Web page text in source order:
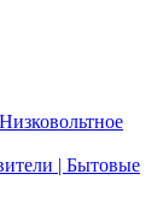
Низковольтное
| Бытовые